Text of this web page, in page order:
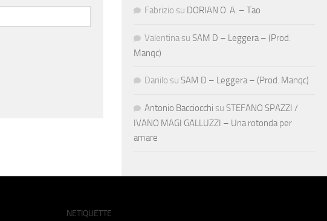
Fabrizio su DORIAN O. A. – Tao
Valentina su SAM D – Leggera – (Prod.
Manqc)
Danilo su SAM D – Leggera – (Prod. Manqc)
Antonio Bacciocchi su STEFANO SPAZZI /
IVANO MAGI GALLUZZI – Una rotonda per
amare
NETIQUETTE